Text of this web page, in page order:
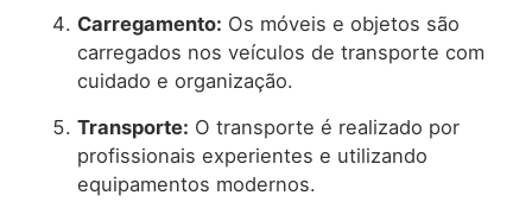
Carregamento: Os móveis e objetos são
carregados nos veículos de transporte com
cuidado e organização.
Transporte: O transporte é realizado por
profissionais experientes e utilizando
equipamentos modernos.